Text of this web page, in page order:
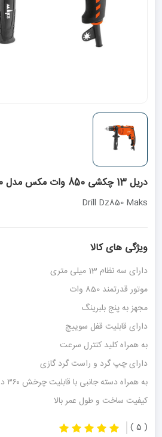
دریل 13 چکشی 850 وات مکس مدل DZ850
Drill Dz850 Maks
ویژگی های کالا
دارای سه نظام 13 میلی متری
موتور قدرتمند 850 وات
مجهز به پنج بلبرینگ
دارای قابلیت قفل سوییچ
به همراه کلید کنترل سرعت
دارای چپ گرد و راست گرد گازی
به همراه دسته جانبی با قابلیت چرخش ۳۶۰ درجه
کیفیت ساخت و طول عمر بالا
طراحی ارگونومیک و خوش دست
( 5 )